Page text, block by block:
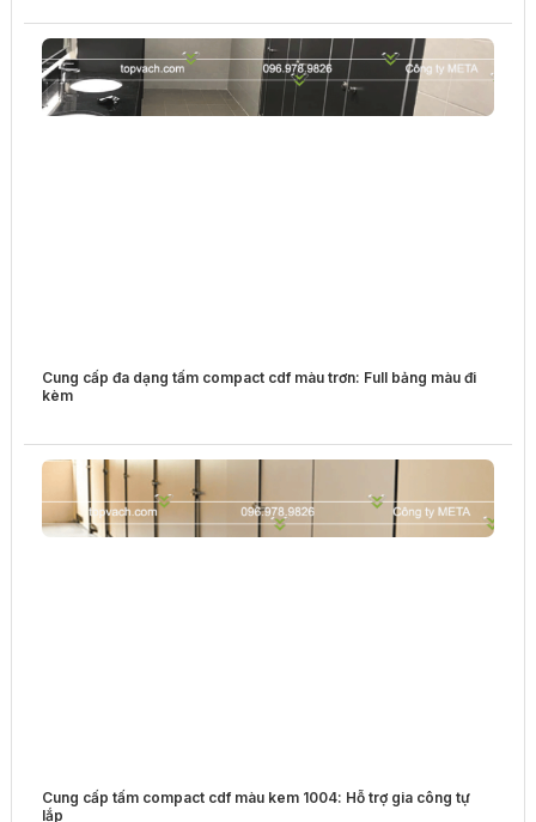
Cung cấp đa dạng tấm compact cdf màu trơn: Full bảng màu đi
kèm
Cung cấp tấm compact cdf màu kem 1004: Hỗ trợ gia công tự
lắp